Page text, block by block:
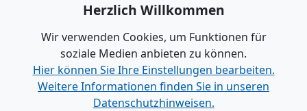
Herzlich Willkommen
Wir verwenden Cookies, um Funktionen für
soziale Medien anbieten zu können.
Hier können Sie Ihre Einstellungen bearbeiten.
Weitere Informationen finden Sie in unseren
Datenschutzhinweisen.